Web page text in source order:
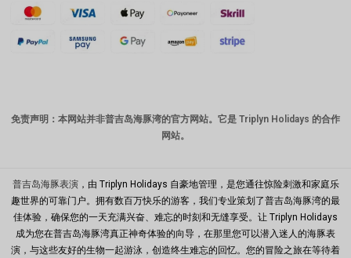
新台币
马来西亚
PHP
港币
新加坡元
免责声明：本网站并非普吉岛海豚湾的官方网站。它是 Triplyn Holidays 的合作
网站。
普吉岛海豚表演，由 Triplyn Holidays 自豪地管理，是您通往惊险刺激和家庭乐
趣世界的可靠门户。拥有数百万快乐的游客，我们专业策划了普吉岛海豚湾的最
佳体验，确保您的一天充满兴奋、难忘的时刻和无缝享受。让 Triplyn Holidays
成为您在普吉岛海豚湾真正神奇体验的向导，在那里您可以潜入迷人的海豚表
演，与这些友好的生物一起游泳，创造终生难忘的回忆。您的冒险之旅在等待着